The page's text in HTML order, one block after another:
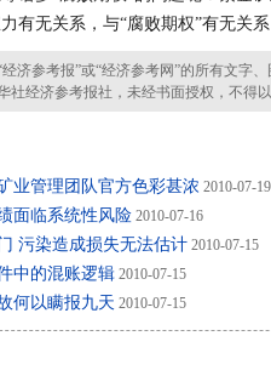
有无关系，与“腐败期权”有无关
参考报”或“经济参考网”的所有文字、
社经济参考报社，未经书面授权，不得
业管理团队官方色彩甚浓 2010-07-19
面临系统性风险 2010-07-16
污染造成损失无法估计 2010-07-15
中的混账逻辑 2010-07-15
何以瞒报九天 2010-07-15